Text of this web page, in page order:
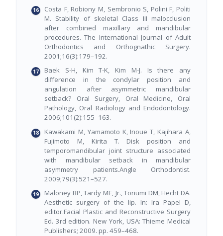
Costa F, Robiony M, Sembronio S, Polini F, Politi
M. Stability of skeletal Class III malocclusion
after combined maxillary and mandibular
procedures. The International Journal of Adult
Orthodontics and Orthognathic Surgery.
2001;16(3):179–192.
Baek S-H, Kim T-K, Kim M-J. Is there any
difference in the condylar position and
angulation after asymmetric mandibular
setback? Oral Surgery, Oral Medicine, Oral
Pathology, Oral Radiology and Endodontology.
2006;101(2):155–163.
Kawakami M, Yamamoto K, Inoue T, Kajihara A,
Fujimoto M, Kirita T. Disk position and
temporomandibular joint structure associated
with mandibular setback in mandibular
asymmetry patients.Angle Orthodontist.
2009;79(3):521–527.
Maloney BP, Tardy ME, Jr., Toriumi DM, Hecht DA.
Aesthetic surgery of the lip. In: Ira Papel D,
editor.Facial Plastic and Reconstructive Surgery
Ed. 3rd edition. New York, USA: Thieme Medical
Publishers; 2009. pp. 459–468.